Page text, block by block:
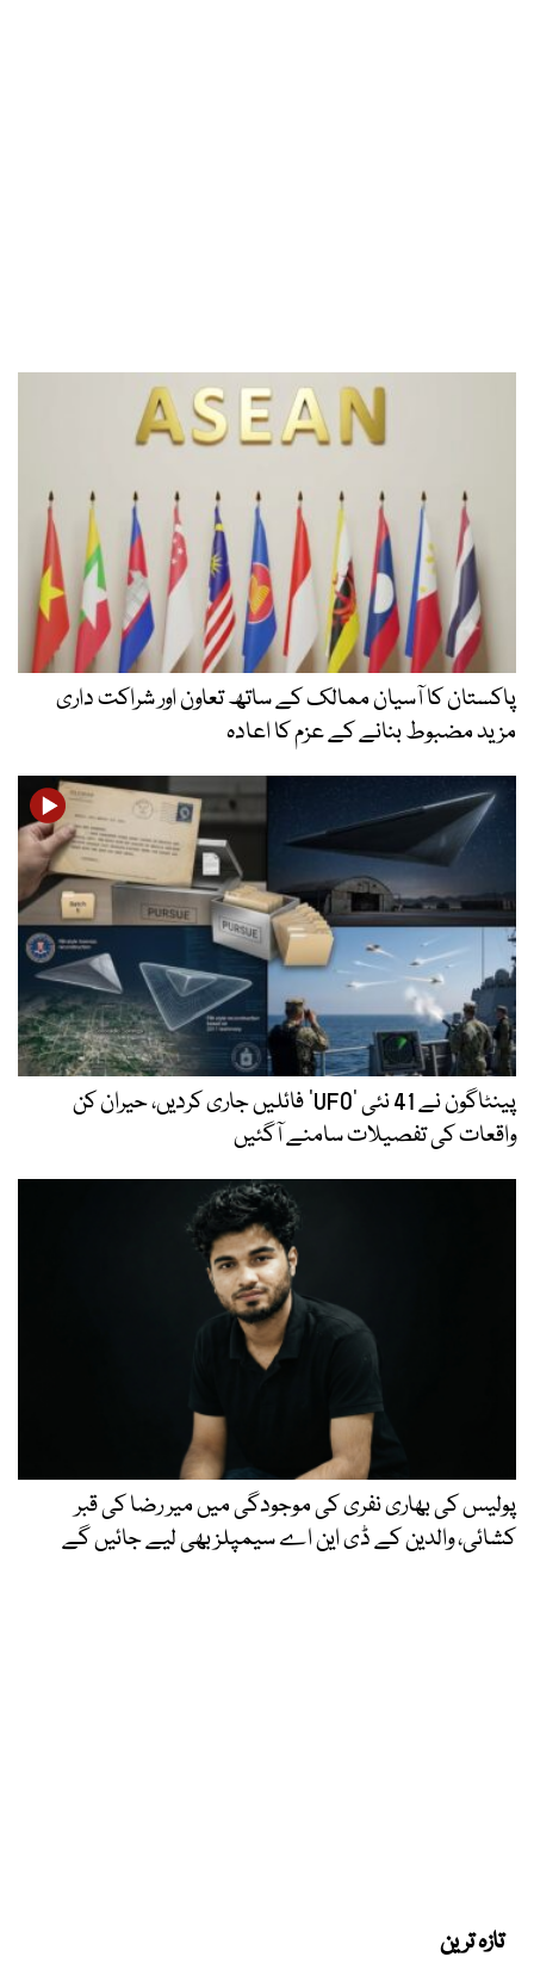
پاکستان کا آسیان ممالک کے ساتھ تعاون اور شراکت داری
مزید مضبوط بنانے کے عزم کا اعادہ
پینٹاگون نے 41 نئی ’UFO‘ فائلیں جاری کردیں، حیران کن
واقعات کی تفصیلات سامنے آگئیں
پولیس کی بھاری نفری کی موجودگی میں میر رضا کی قبر
کشائی، والدین کے ڈی این اے سیمپلز بھی لیے جائیں گے
تازہ ترین